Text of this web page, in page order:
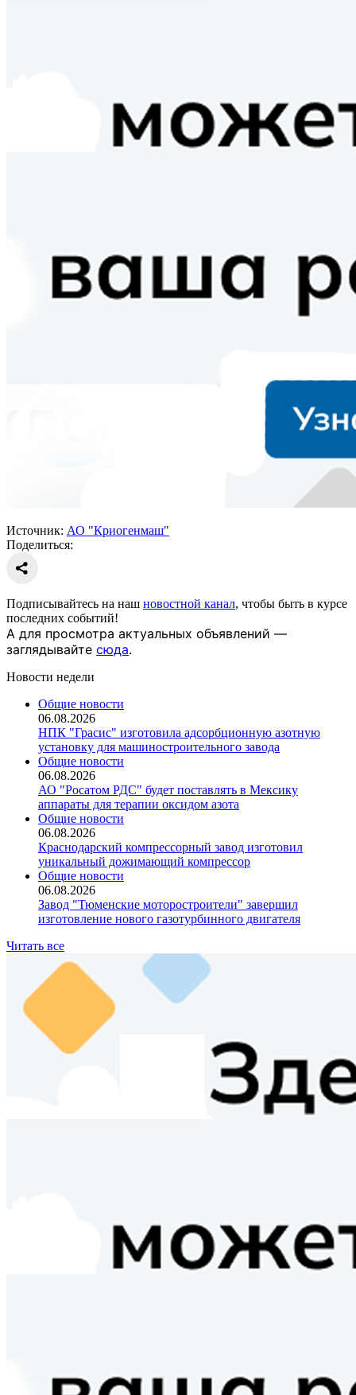
Источник: АО "Криогенмаш"
Поделиться:
Подписывайтесь на наш новостной канал, чтобы быть в курсе
последних событий!
А для просмотра актуальных объявлений —
заглядывайте сюда.
Новости недели
Общие новости
06.08.2026
НПК "Грасис" изготовила адсорбционную азотную
установку для машиностроительного завода
Общие новости
06.08.2026
АО "Росатом РДС" будет поставлять в Мексику
аппараты для терапии оксидом азота
Общие новости
06.08.2026
Краснодарский компрессорный завод изготовил
уникальный дожимающий компрессор
Общие новости
06.08.2026
Завод "Тюменские моторостроители" завершил
изготовление нового газотурбинного двигателя
Читать все